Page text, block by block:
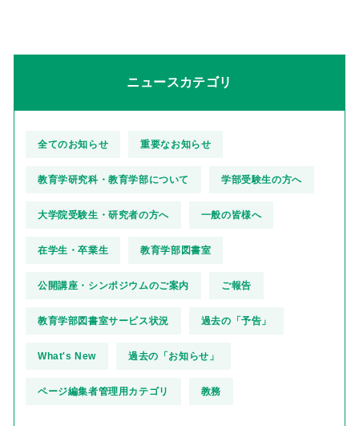
ニュースカテゴリ
全てのお知らせ 重要なお知らせ
教育学研究科・教育学部について 学部受験生の方へ
大学院受験生・研究者の方へ 一般の皆様へ
在学生・卒業生 教育学部図書室
公開講座・シンポジウムのご案内 ご報告
教育学部図書室サービス状況 過去の「予告」
What's New 過去の「お知らせ」
ページ編集者管理用カテゴリ 教務